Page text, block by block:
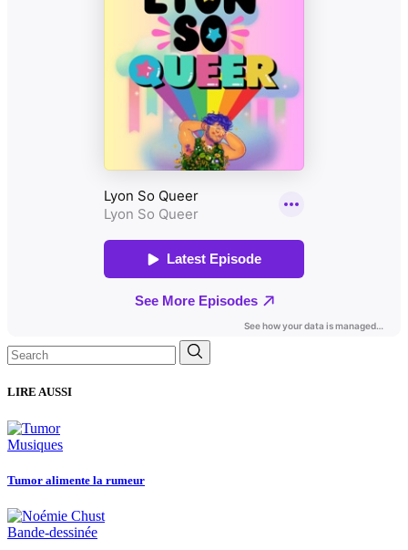
Search
for:
LIRE AUSSI
Musiques
Tumor alimente la rumeur
Bande-dessinée